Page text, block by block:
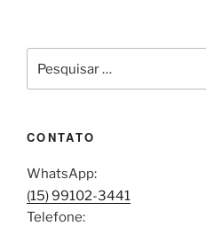
CONTATO
WhatsApp:
(15) 99102-3441
Telefone: